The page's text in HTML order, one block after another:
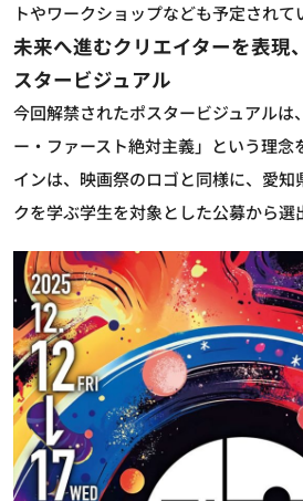
トやワークショップなども予定されて
未来へ進むクリエイターを表現
スタービジュアル
今回解禁されたポスタービジュアルは
ー・ファースト絶対主義」という理念
インは、映画祭のロゴと同様に、愛知
クを学ぶ学生を対象とした公募から選